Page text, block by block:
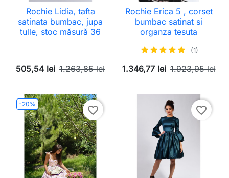
Rochie Lidia, tafta
satinata bumbac, jupa
tulle, stoc măsură 36
505,54 lei 1.263,85 lei
Rochie Erica 5 , corset
bumbac satinat si
organza tesuta
(1)
1.346,77 lei 1.923,95 lei
-20%
favorite_border favorite_border